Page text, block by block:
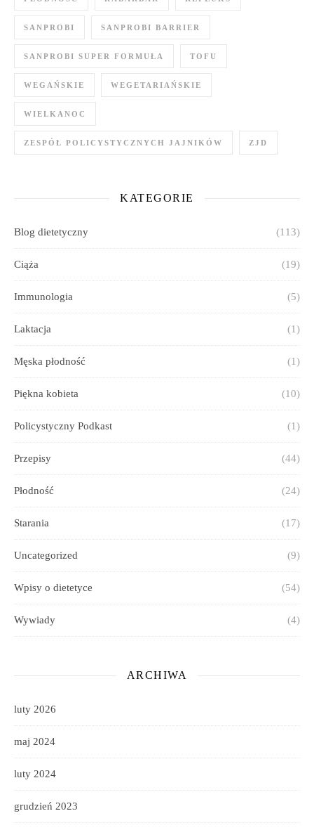
SANPROBI SANPROBI BARRIER
SANPROBI SUPER FORMUŁA TOFU
WEGAŃSKIE WEGETARIAŃSKIE
WIELKANOC
ZESPÓŁ POLICYSTYCZNYCH JAJNIKÓW ZJD
KATEGORIE
Blog dietetyczny (113)
Ciąża (19)
Immunologia (5)
Laktacja (1)
Męska płodność (1)
Piękna kobieta (10)
Policystyczny Podkast (1)
Przepisy (44)
Płodność (24)
Starania (17)
Uncategorized (9)
Wpisy o dietetyce (54)
Wywiady (4)
ARCHIWA
luty 2026
maj 2024
luty 2024
grudzień 2023